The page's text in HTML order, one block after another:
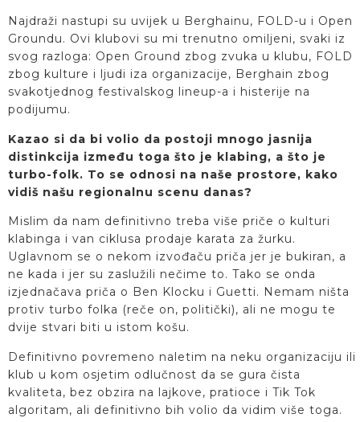
Najdraži nastupi su uvijek u Berghainu, FOLD-u i Open
Groundu. Ovi klubovi su mi trenutno omiljeni, svaki iz
svog razloga: Open Ground zbog zvuka u klubu, FOLD
zbog kulture i ljudi iza organizacije, Berghain zbog
svakotjednog festivalskog lineup-a i histerije na
podijumu.
Kazao si da bi volio da postoji mnogo jasnija
distinkcija između toga što je klabing, a što je
turbo-folk. To se odnosi na naše prostore, kako
vidiš našu regionalnu scenu danas?
Mislim da nam definitivno treba više priče o kulturi
klabinga i van ciklusa prodaje karata za žurku.
Uglavnom se o nekom izvođaču priča jer je bukiran, a
ne kada i jer su zaslužili nečime to. Tako se onda
izjednačava priča o Ben Klocku i Guetti. Nemam ništa
protiv turbo folka (reče on, politički), ali ne mogu te
dvije stvari biti u istom košu.
Definitivno povremeno naletim na neku organizaciju ili
klub u kom osjetim odlučnost da se gura čista
kvaliteta, bez obzira na lajkove, pratioce i Tik Tok
algoritam, ali definitivno bih volio da vidim više toga.